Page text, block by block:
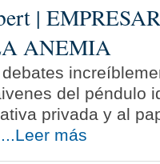
|
ANEMIA
del péndulo
privada y al
...Leer más